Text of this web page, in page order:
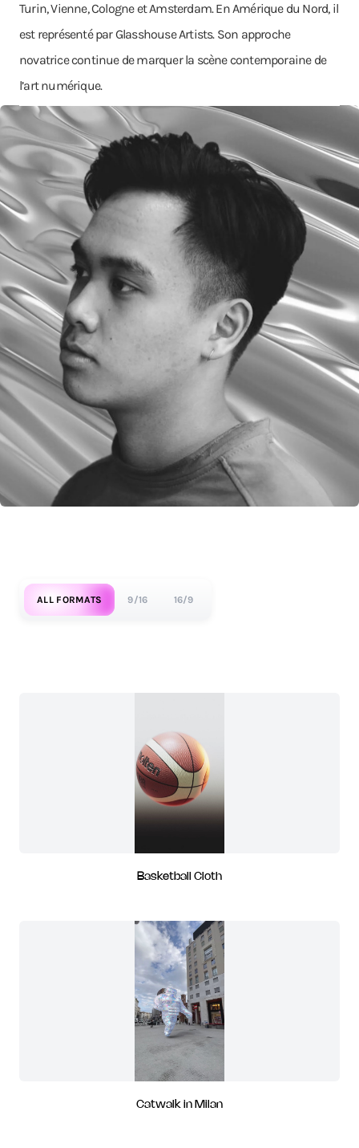
Turin, Vienne, Cologne et Amsterdam. En Amérique du Nord, il
est représenté par Glasshouse Artists. Son approche
novatrice continue de marquer la scène contemporaine de
l’art numérique.
ALL FORMATS 9/16 16/9
Basketball Cloth
Catwalk in Milan